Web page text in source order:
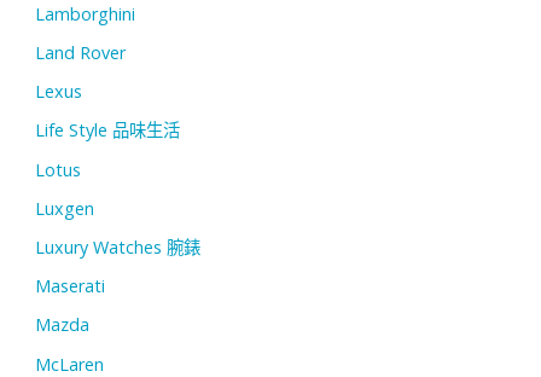
Lamborghini
Land Rover
Lexus
Life Style 品味生活
Lotus
Luxgen
Luxury Watches 腕錶
Maserati
Mazda
McLaren